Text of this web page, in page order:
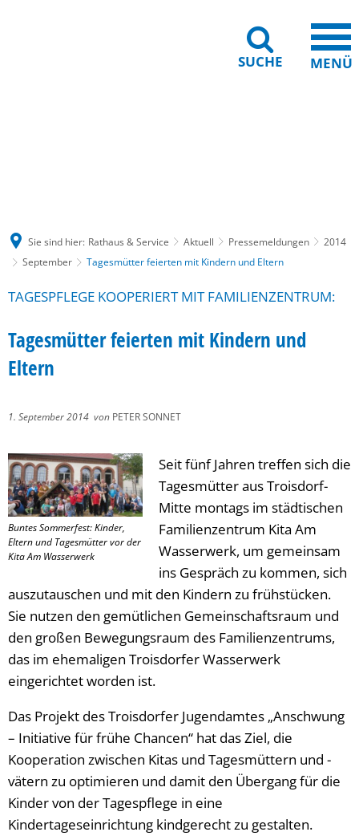
SUCHE MENÜ
Sie sind hier: Rathaus & Service Aktuell Pressemeldungen
2014
September
Tagesmütter feierten mit Kindern und Eltern
TAGESPFLEGE KOOPERIERT MIT FAMILIENZENTRUM:
Tagesmütter feierten mit Kindern und
Eltern
1. September 2014 von PETER SONNET
Buntes Sommerfest: Kinder,
Eltern und Tagesmütter vor der
Kita Am Wasserwerk
Seit fünf Jahren treffen sich die
Tagesmütter aus Troisdorf-
Mitte montags im städtischen
Familienzentrum Kita Am
Wasserwerk, um gemeinsam
ins Gespräch zu kommen, sich
auszutauschen und mit den Kindern zu frühstücken.
Sie nutzen den gemütlichen Gemeinschaftsraum und
den großen Bewegungsraum des Familienzentrums,
das im ehemaligen Troisdorfer Wasserwerk
eingerichtet worden ist.
Das Projekt des Troisdorfer Jugendamtes „Anschwung
– Initiative für frühe Chancen“ hat das Ziel, die
Kooperation zwischen Kitas und Tagesmüttern und -
vätern zu optimieren und damit den Übergang für die
Kinder von der Tagespflege in eine
Kindertageseinrichtung kindgerecht zu gestalten.